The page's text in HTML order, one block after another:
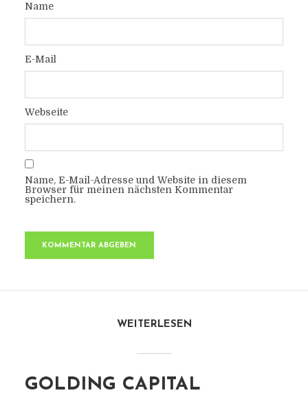
Name
E-Mail
Webseite
Name, E-Mail-Adresse und Website in diesem
Browser für meinen nächsten Kommentar
speichern.
WEITERLESEN
GOLDING CAPITAL